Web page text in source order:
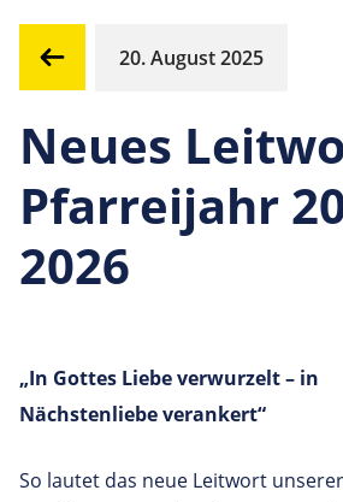
20. August 2025
Neues
Pfarreijahr
2026
„In Gottes Liebe verwurzelt – in
Nächstenliebe verankert“
So lautet das neue Leitwort